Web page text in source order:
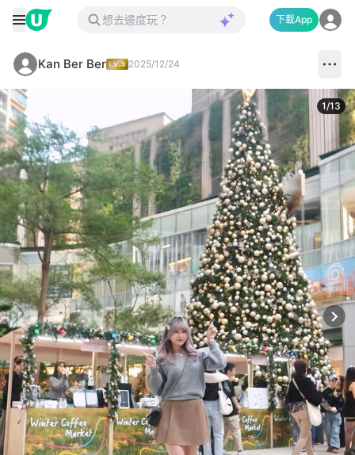
下載App
Kan Ber Ber 2025/12/24
1/13